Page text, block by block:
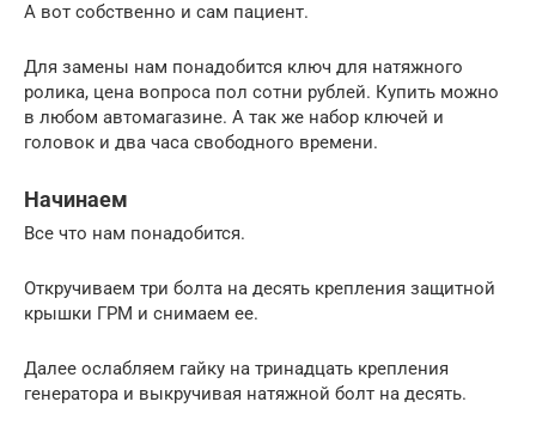
А вот собственно и сам пациент.
Для замены нам понадобится ключ для натяжного
ролика, цена вопроса пол сотни рублей. Купить можно
в любом автомагазине. А так же набор ключей и
головок и два часа свободного времени.
Начинаем
Все что нам понадобится.
Откручиваем три болта на десять крепления защитной
крышки ГРМ и снимаем ее.
Далее ослабляем гайку на тринадцать крепления
генератора и выкручивая натяжной болт на десять.